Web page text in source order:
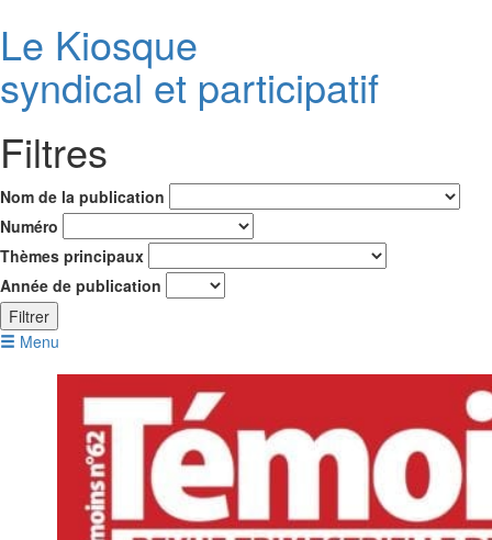
Le Kiosque
syndical et participatif
Filtres
Nom de la publication
Numéro
Thèmes principaux
Année de publication
Filtrer
Menu